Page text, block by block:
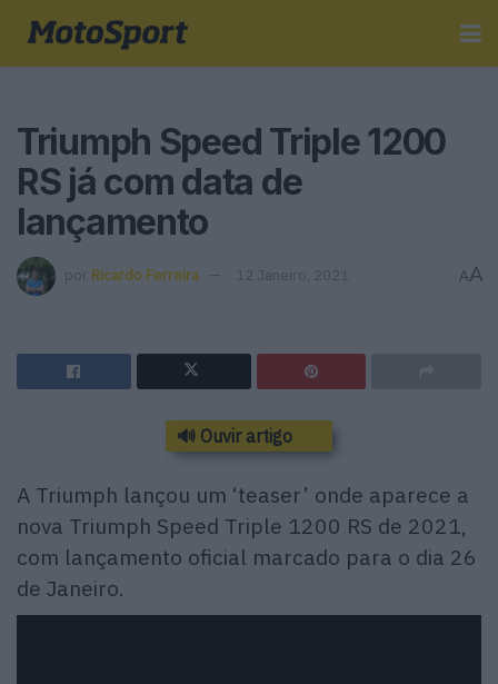
Triumph Speed Triple 1200
RS já com data de
lançamento
por Ricardo Ferreira 12 Janeiro, 2021 AA
🔊 Ouvir artigo
A Triumph lançou um ‘teaser’ onde aparece a
nova Triumph Speed Triple 1200 RS de 2021,
com lançamento oficial marcado para o dia 26
de Janeiro.